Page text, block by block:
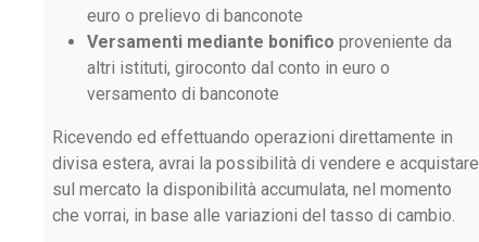
euro o prelievo di banconote
Versamenti mediante bonifico proveniente da
altri istituti, giroconto dal conto in euro o
versamento di banconote
Ricevendo ed effettuando operazioni direttamente in
divisa estera, avrai la possibilità di vendere e acquistare
sul mercato la disponibilità accumulata, nel momento
che vorrai, in base alle variazioni del tasso di cambio.